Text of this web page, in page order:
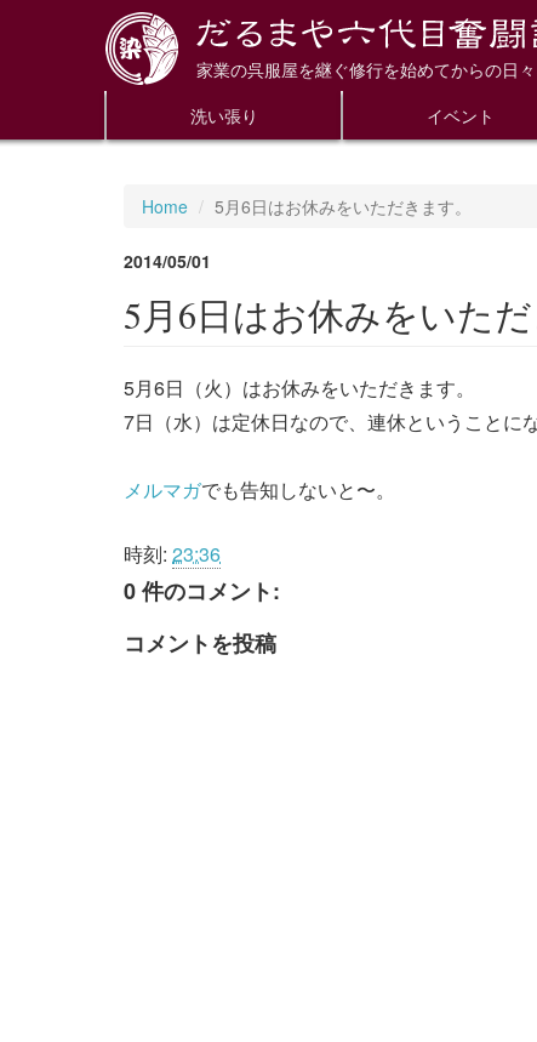
家業の呉服屋を継ぐ修行を始めてからの日
洗い張り イベント
Home 5月6日はお休みをいただきます。
2014/05/01
5月6日はお休みをいただ
5月6日（火）はお休みをいただきます。
7日（水）は定休日なので、連休ということに
メルマガでも告知しないと〜。
時刻: 23:36
0 件のコメント:
コメントを投稿